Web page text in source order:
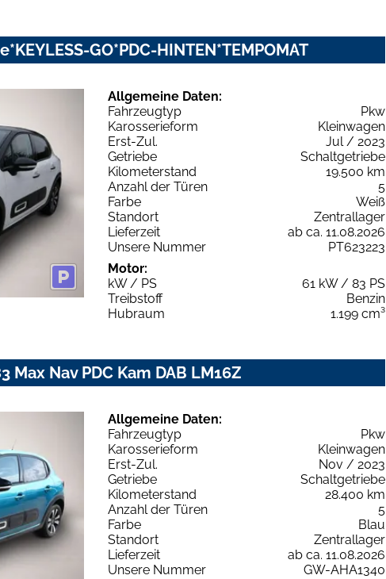
GO*PDC-HINTEN*TEMPOMAT
Allgemeine Daten:
Fahrzeugtyp
Pkw
Karosserieform
Kleinwagen
Erst-Zul.
Jul / 2023
Getriebe
Schaltgetriebe
Kilometerstand
19.500 km
Anzahl der Türen
5
Farbe
Weiß
Standort
Zentrallager
Lieferzeit
ab ca. 11.08.2026
Unsere Nummer
PT623223
Motor:
kW / PS
61 kW / 83 PS
Treibstoff
Benzin
Hubraum
1.199 cm³
Max Nav PDC Kam DAB LM16Z
Allgemeine Daten:
Fahrzeugtyp
Pkw
Karosserieform
Kleinwagen
Erst-Zul.
Nov / 2023
Getriebe
Schaltgetriebe
Kilometerstand
28.400 km
Anzahl der Türen
5
Farbe
Blau
Standort
Zentrallager
Lieferzeit
ab ca. 11.08.2026
Unsere Nummer
GW-AHA1340